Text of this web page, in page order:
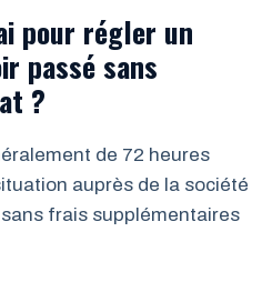
pour régler un
passé sans
?
de 72 heures
auprès de la société
frais supplémentaires